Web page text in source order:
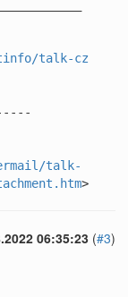
talk-cz
talk-
>
06:35:23 (#3)